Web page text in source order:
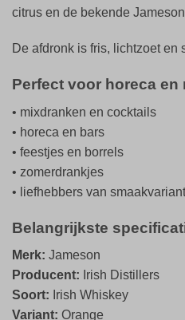
citrus en de bekende
De afdronk is fris, lichtzoet en
Perfect voor horeca en
• mixdranken en cocktails
• horeca en bars
• feestjes en borrels
• zomerdrankjes
• liefhebbers van
Belangrijkste
Merk: Jameson
Producent: Irish Distillers
Soort: Irish Whiskey
Variant: Orange